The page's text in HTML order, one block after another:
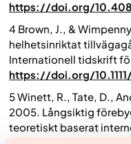
https://doi.org/
4 Brown, J., &
helhetsinriktat
Internationell tidskrift
https://doi.org/
5 Winett, R., Tate, D.,
2005. Långsiktig
teoretiskt baserat